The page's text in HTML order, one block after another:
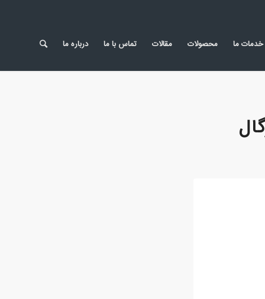
خدمات ما محصولات مقالات تماس با ما درباره ما